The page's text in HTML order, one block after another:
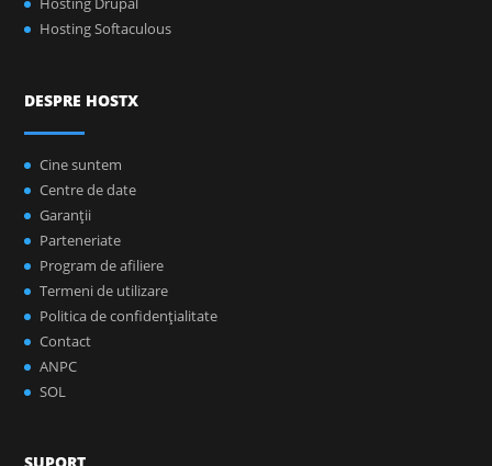
Hosting Softaculous
DESPRE HOSTX
Cine suntem
Centre de date
Garanţii
Parteneriate
Program de afiliere
Termeni de utilizare
Politica de confidenţialitate
Contact
ANPC
SOL